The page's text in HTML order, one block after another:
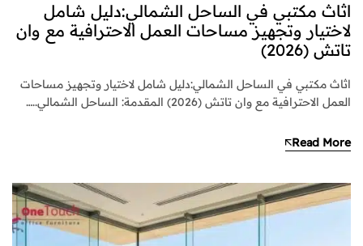
اثاث مكتبي في الساحل الشمالي:دليل شامل
لاختيار وتجهيز مساحات العمل الاحترافية مع وان
تاتش (2026)
اثاث مكتبي في الساحل الشمالي:دليل شامل لاختيار وتجهيز مساحات
العمل الاحترافية مع وان تاتش (2026) المقدمة: الساحل الشمالي..…
Read More